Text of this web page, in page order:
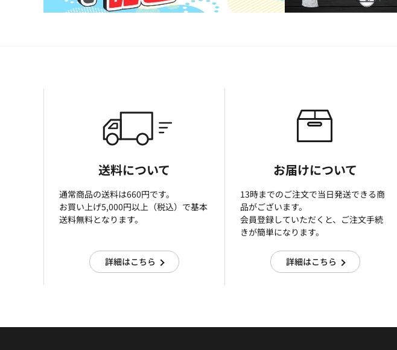
送料について
通常商品の送料は660円です。
お買い上げ5,000円以上（税込）で基本
送料無料となります。
詳細はこちら
お届けについて
13時までのご注文で当日発送できる商
品がございます。
会員登録していただくと、ご注文手続
きが簡単になります。
詳細はこちら